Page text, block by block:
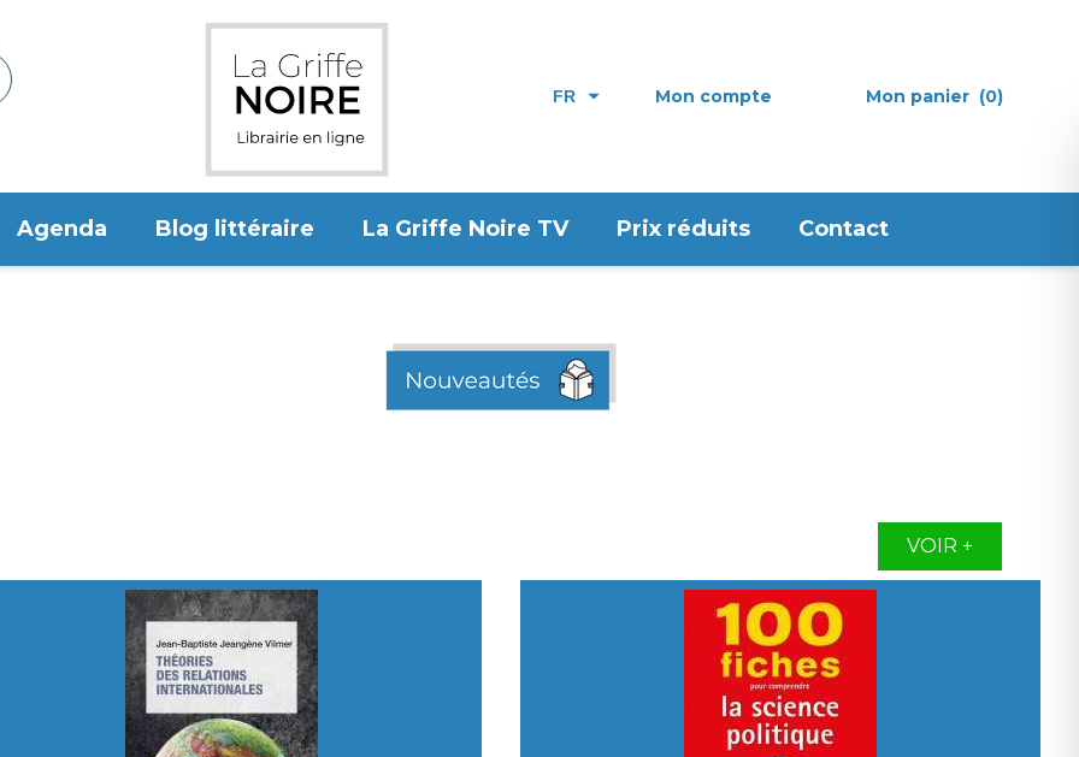
FR Mon compte Mon panier (0)
Agenda Blog littéraire La Griffe Noire TV Prix réduits Contact
VOIR +